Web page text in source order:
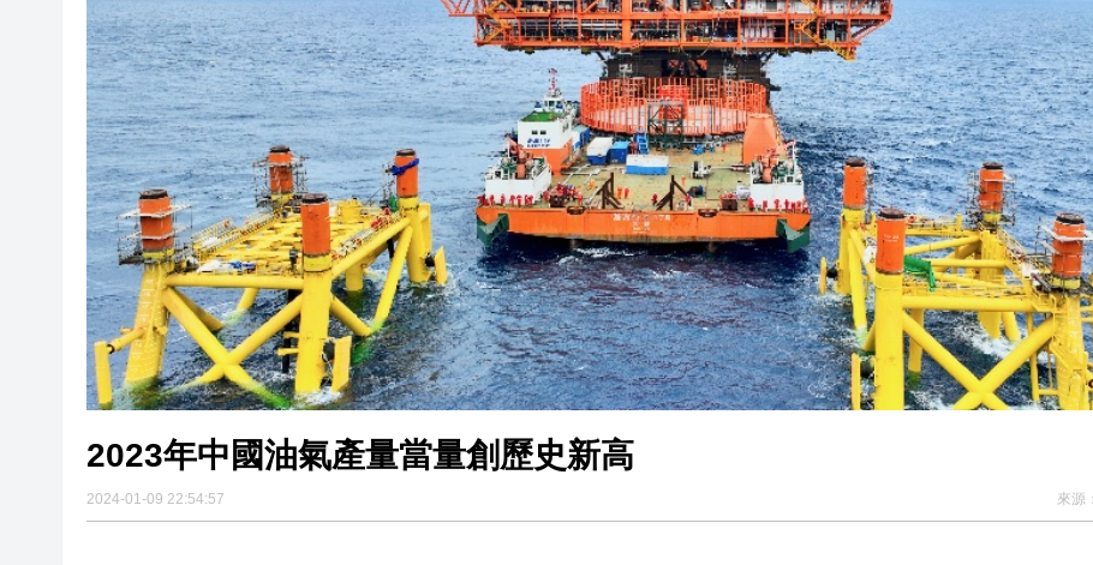
2023年中國油氣產量當量創歷史新高
2024-01-09 22:54:57 來源：